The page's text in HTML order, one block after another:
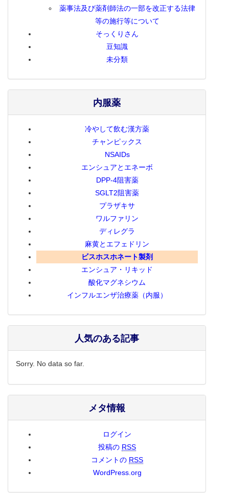
薬事法及び薬剤師法の一部を改正する法律
等の施行等について
そっくりさん
豆知識
未分類
内服薬
冷やして飲む漢方薬
チャンピックス
NSAIDs
エンシュアとエネーボ
DPP-4阻害薬
SGLT2阻害薬
プラザキサ
ワルファリン
ディレグラ
麻黄とエフェドリン
ビスホスホネート製剤
エンシュア・リキッド
酸化マグネシウム
インフルエンザ治療薬（内服）
人気のある記事
Sorry. No data so far.
メタ情報
ログイン
投稿の RSS
コメントの RSS
WordPress.org